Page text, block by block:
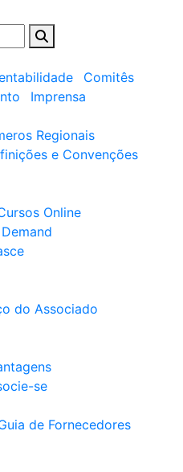
Comitês
Imprensa
Regionais
e Convenções
Online
do Associado
se
de Fornecedores